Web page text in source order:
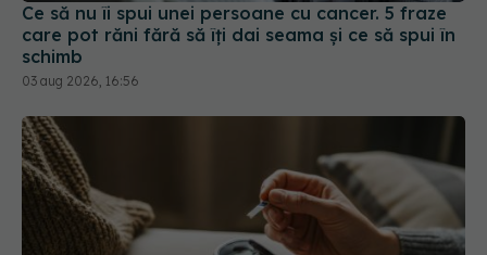
Ce să nu îi spui unei persoane cu cancer. 5 fraze
care pot răni fără să îți dai seama și ce să spui în
schimb
03 aug 2026, 16:56